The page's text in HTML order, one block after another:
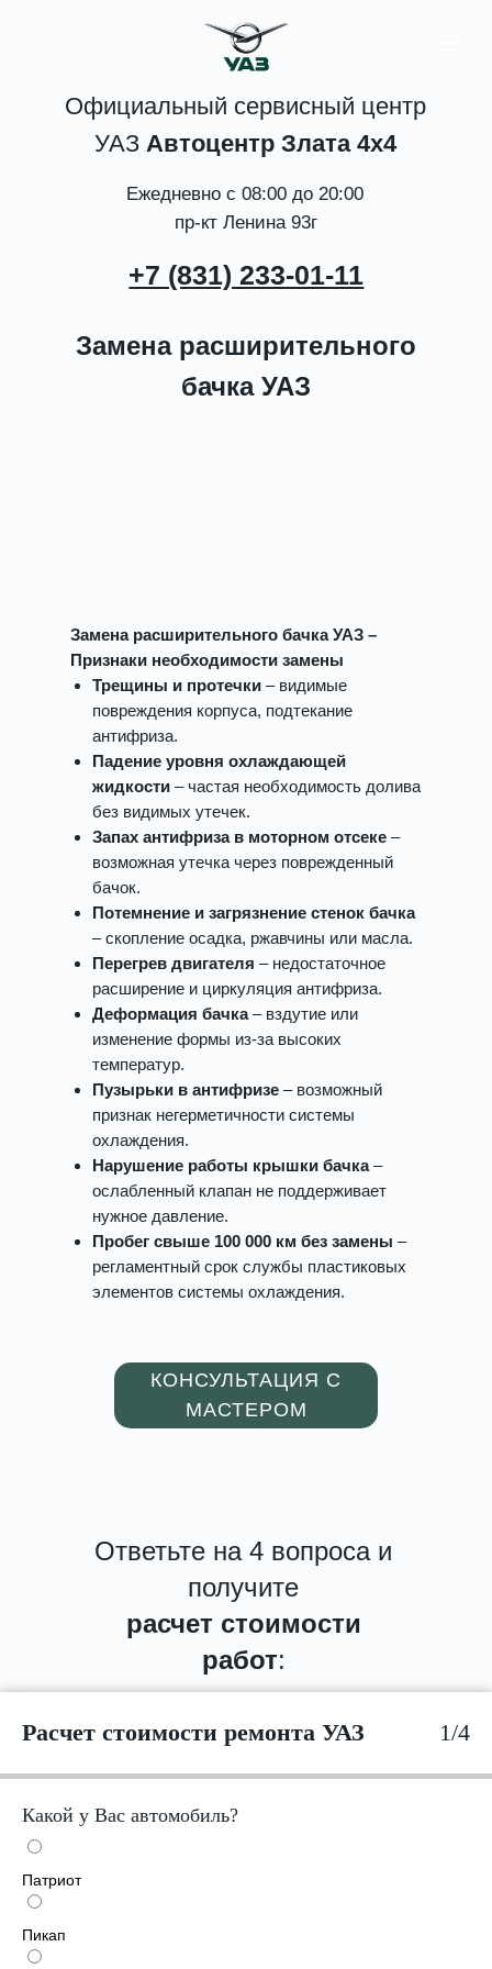
+7 (831) 233-01-11
пр-кт Ленина 93г
Официальный сервисный центр
УАЗАвтоцентр Злата 4x4
Ежедневно с 08:00 до 20:00
Замена расширительного
бачка УАЗ
Замена расширительного бачка УАЗ –
Признаки необходимости замены
Трещины и протечки – видимые
повреждения корпуса, подтекание
антифриза.
Падение уровня охлаждающей
жидкости – частая необходимость долива
без видимых утечек.
Запах антифриза в моторном отсеке –
возможная утечка через поврежденный
бачок.
Потемнение и загрязнение стенок бачка
– скопление осадка, ржавчины или масла.
Перегрев двигателя – недостаточное
расширение и циркуляция антифриза.
Деформация бачка– вздутие или
изменение формы из-за высоких
температур.
Пузырьки в антифризе – возможный
признак негерметичности системы
охлаждения.
Нарушение работы крышки бачка–
ослабленный клапан не поддерживает
нужное давление.
Пробег свыше 100 000 км без замены –
регламентный срок службы пластиковых
элементов системы охлаждения.
КОНСУЛЬТАЦИЯ С
МАСТЕРОМ
Ответьте на 4 вопроса и
получите
расчет стоимости
работ:
Расчет стоимости ремонта УАЗ 1/4
Какой у Вас автомобиль?
Патриот
Пикап